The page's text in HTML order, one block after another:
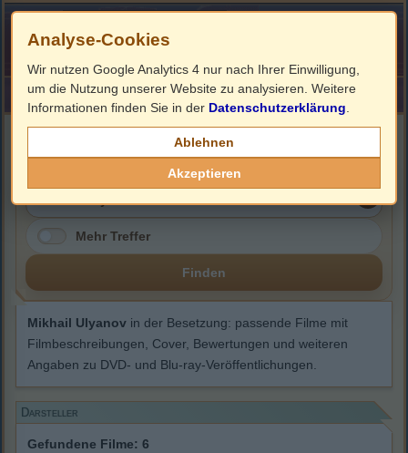
HOME ImpressumLinks
Mikhail Ulyanov
Mehr Treffer
Finden
Mikhail Ulyanov in der Besetzung: passende Filme mit
Filmbeschreibungen, Cover, Bewertungen und weiteren
Angaben zu DVD- und Blu-ray-Veröffentlichungen.
Darsteller
Gefundene Filme: 6
Analyse-Cookies
Wir nutzen Google Analytics 4 nur nach Ihrer Einwilligung,
um die Nutzung unserer Website zu analysieren. Weitere
Informationen finden Sie in der Datenschutzerklärung
Ablehnen
Akzeptieren